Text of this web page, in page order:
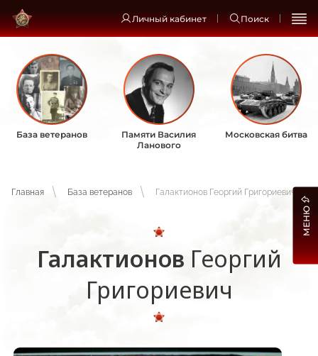
Личный кабинет Поиск
База ветеранов
Памяти Василия
Ланового
Московская битва
Главная База ветеранов Галактионов Георгий Григориевич
Галактионов Георгий
Григориевич
МЕНЮ